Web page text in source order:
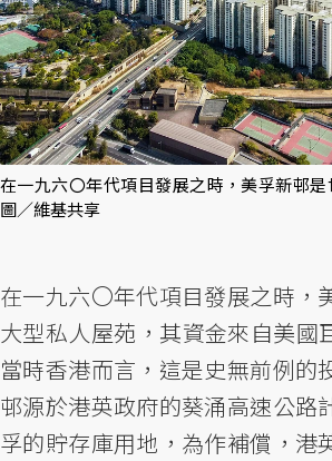
在一九六〇年代項目發展之時，美孚新邨是
圖／維基共享
在一九六〇年代項目發展之時，
大型私人屋苑，其資金來自美國
當時香港而言，這是史無前例的
邨源於港英政府的葵涌高速公路
孚的貯存庫用地，為作補償，港